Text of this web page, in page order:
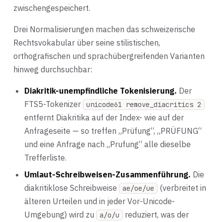
zwischengespeichert.
Drei Normalisierungen machen das schweizerische
Rechtsvokabular über seine stilistischen,
orthografischen und sprachübergreifenden Varianten
hinweg durchsuchbar:
Diakritik-unempfindliche Tokenisierung. Der
FTS5-Tokenizer
unicode61 remove_diacritics 2
entfernt Diakritika auf der Index- wie auf der
Anfrageseite — so treffen „Prüfung“, „PRÜFUNG“
und eine Anfrage nach „Prufung“ alle dieselbe
Trefferliste.
Umlaut-Schreibweisen-Zusammenführung. Die
diakritiklose Schreibweise
ae/oe/ue
(verbreitet in
älteren Urteilen und in jeder Vor-Unicode-
Umgebung) wird zu
a/o/u
reduziert, was der